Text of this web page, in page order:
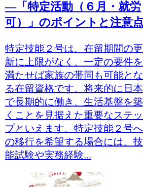
―「特定活動（６月・就労
可）」のポイントと注意点
特定技能２号は、在留期間の更
新に上限がなく、一定の要件を
満たせば家族の帯同も可能とな
る在留資格です。将来的に日本
で長期的に働き、生活基盤を築
くことを見据えた重要なステッ
プといえます。特定技能２号へ
の移行を希望する場合には、技
能試験や実務経験...